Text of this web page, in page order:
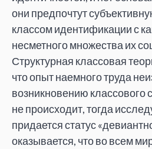
они предпочтут
классом идентификации с
несметного множества их
Структурная классовая
что опыт наемного труда
возникновению классового
не происходит, тогда
придается статус
оказывается, что во всем